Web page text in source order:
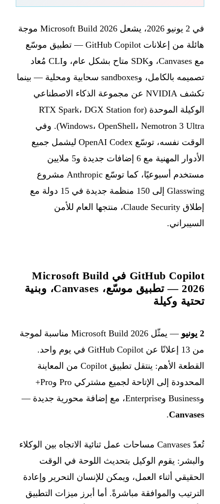
في 2 يونيو 2026، يشعل Microsoft Build 2026 موجة
هائلة من إعلانات GitHub Copilot — تطبيق موسّع
مع Canvases، وSDK متاح بشكل عام، وCLI مُعاد
تصميمه بالكامل، وsandboxes سحابية ومحلية — بينما
تكشف NVIDIA عن مجموعة الذكاء الاصطناعي
الوكيلة الموحدة (RTX Spark، DGX Station for
Windows، OpenShell، Nemotron 3 Ultra). وفي
الوقت نفسه، توسّع OpenAI Codex ليشمل جميع
الأدوار المهنية مع 6 إضافات جديدة و5 ملايين
مستخدم أسبوعيًا، كما توسّع Anthropic مشروع
Glasswing إلى 150 منظمة جديدة في 15 دولة مع
إطلاق Claude Security، منتجها العام للأمن
السيبراني.
GitHub Copilot في Microsoft Build
2026 — تطبيق موسّع، Canvases، وبنية
تحتية وكيلة
2 يونيو
— يمثّل Microsoft Build 2026 مناسبة لموجة
من 13 إعلانًا عن GitHub Copilot في يوم واحد.
القطعة الأهم: ينتقل تطبيق Copilot من المعاينة
المحدودة إلى الإتاحة لجميع مشتركي Pro وPro+
وBusiness وEnterprise، مع إضافة محورية جديدة —
Canvases
.
تُعدّ Canvases مساحات عمل ثنائية الاتجاه بين الوكلاء
والبشر: يقوم الوكيل بتحديث اللوحة في الوقت
الحقيقي أثناء العمل، ويمكن للإنسان التحرير وإعادة
الترتيب والموافقة مباشرةً. أما أبرز ميزات التطبيق